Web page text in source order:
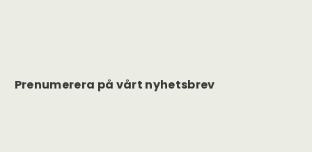
Prenumerera på vårt nyhetsbrev